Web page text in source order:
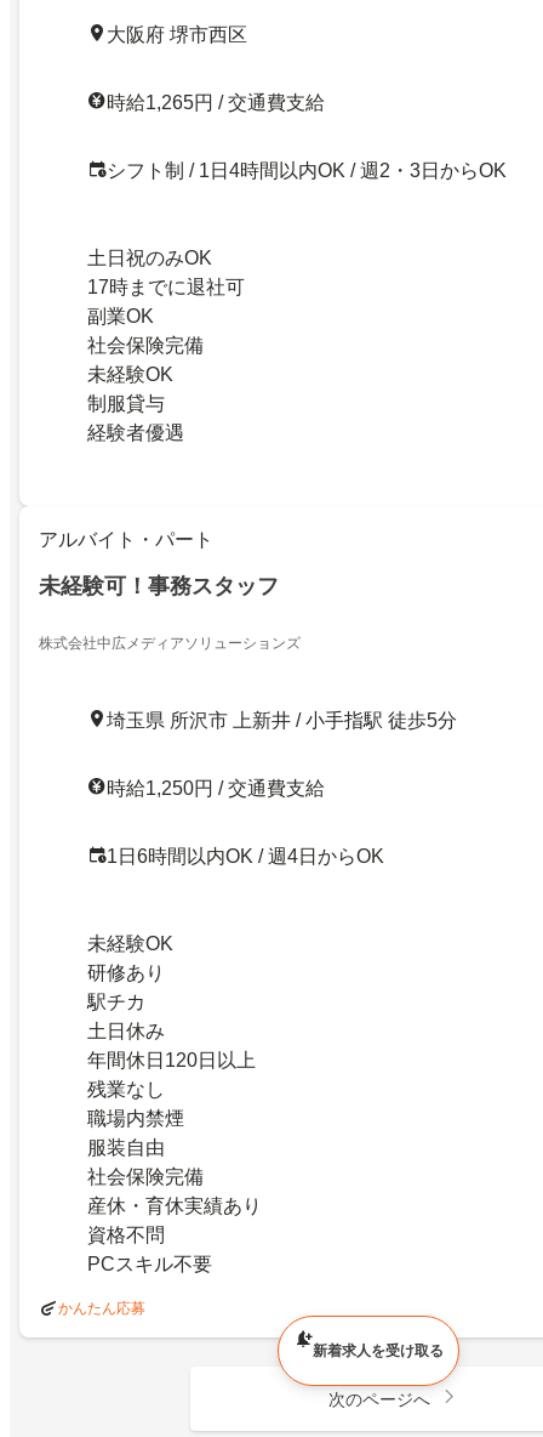
大阪府 堺市西区
時給1,265円 / 交通費支給
シフト制 / 1日4時間以内OK / 週2・3日からOK
土日祝のみOK
17時までに退社可
副業OK
社会保険完備
未経験OK
制服貸与
経験者優遇
アルバイト・パート
未経験可！事務スタッフ
株式会社中広メディアソリューションズ
埼玉県 所沢市 上新井 / 小手指駅 徒歩5分
時給1,250円 / 交通費支給
1日6時間以内OK / 週4日からOK
未経験OK
研修あり
駅チカ
土日休み
年間休日120日以上
残業なし
職場内禁煙
服装自由
社会保険完備
産休・育休実績あり
資格不問
PCスキル不要
かんたん応募
次のページへ
新着求人を受け取る